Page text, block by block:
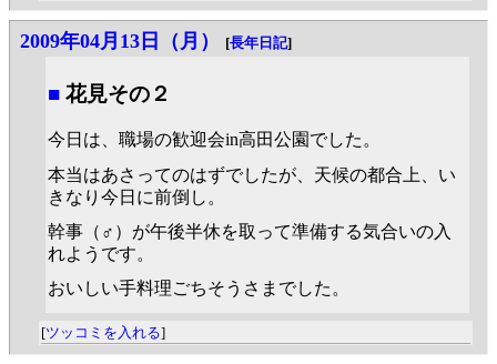
2009年04月13日（月） [長年日記]
■ 花見その２
今日は、職場の歓迎会in高田公園でした。
本当はあさってのはずでしたが、天候の都合上、い
きなり今日に前倒し。
幹事（♂）が午後半休を取って準備する気合いの入
れようです。
おいしい手料理ごちそうさまでした。
[ツッコミを入れる]